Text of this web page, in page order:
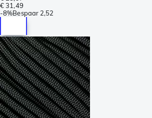
€ 31,49
-8%Bespaar 2,52